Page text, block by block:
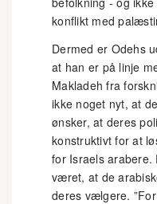
konflikt med
Dermed er Odehs
at han er på linje
Makladeh fra
ikke noget nyt, at
ønsker, at deres
konstruktivt for at
for Israels
været, at de
deres vælgere.